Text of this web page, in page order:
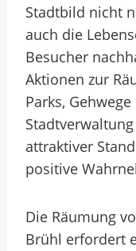
Stadtbild nicht
auch die
Besucher
Aktionen zur
Parks,
attraktiver
positive
Die Räumung
Brühl erfordert